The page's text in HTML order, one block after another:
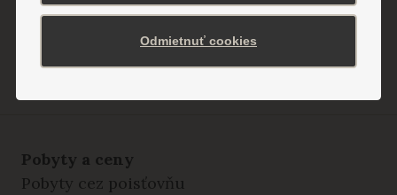
Pobyty a ceny
Pobyty cez poisťovňu
Odmietnuť cookies